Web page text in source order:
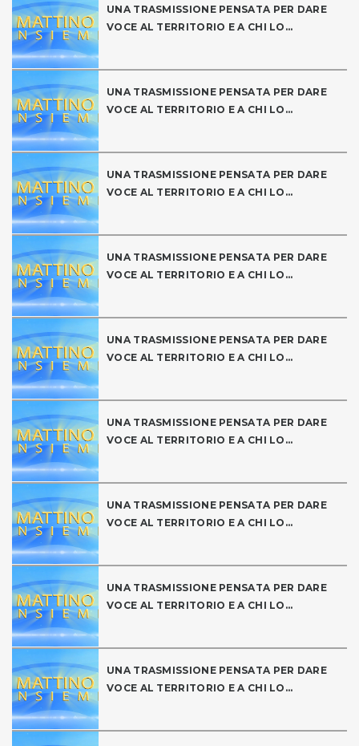
UNA TRASMISSIONE PENSATA PER DARE
VOCE AL TERRITORIO E A CHI LO...
UNA TRASMISSIONE PENSATA PER DARE
VOCE AL TERRITORIO E A CHI LO...
UNA TRASMISSIONE PENSATA PER DARE
VOCE AL TERRITORIO E A CHI LO...
UNA TRASMISSIONE PENSATA PER DARE
VOCE AL TERRITORIO E A CHI LO...
UNA TRASMISSIONE PENSATA PER DARE
VOCE AL TERRITORIO E A CHI LO...
UNA TRASMISSIONE PENSATA PER DARE
VOCE AL TERRITORIO E A CHI LO...
UNA TRASMISSIONE PENSATA PER DARE
VOCE AL TERRITORIO E A CHI LO...
UNA TRASMISSIONE PENSATA PER DARE
VOCE AL TERRITORIO E A CHI LO...
UNA TRASMISSIONE PENSATA PER DARE
VOCE AL TERRITORIO E A CHI LO...